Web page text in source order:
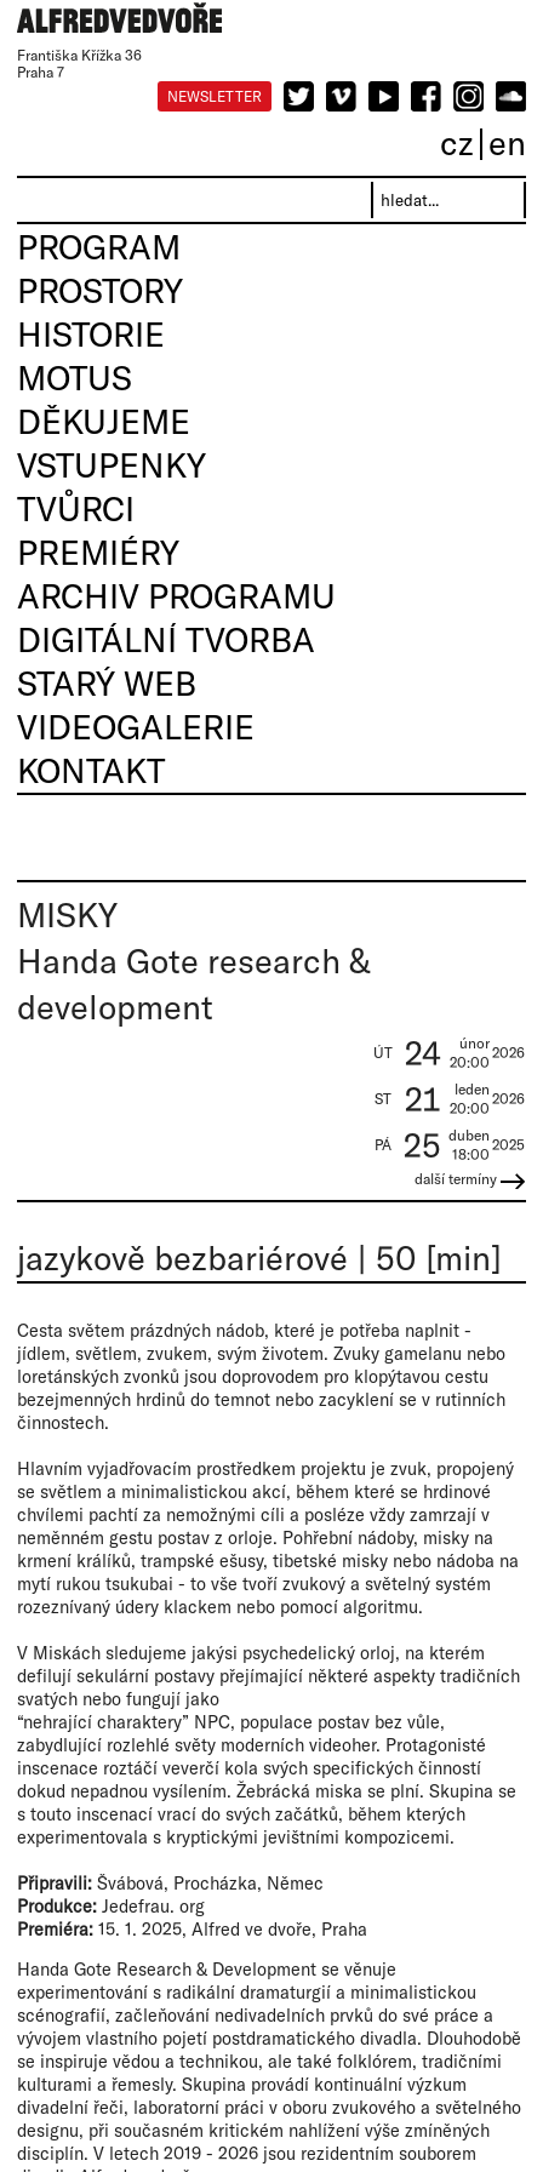
Františka Křížka 36
Praha 7
NEWSLETTER
cz en
PROGRAM
PROSTORY
HISTORIE
MOTUS
DĚKUJEME
VSTUPENKY
TVŮRCI
PREMIÉRY
ARCHIV PROGRAMU
DIGITÁLNÍ TVORBA
STARÝ WEB
VIDEOGALERIE
KONTAKT
MISKY
Handa Gote research &
development
ÚT 24
únor
20:00
2026
ST 21
leden
20:00
2026
PÁ 25 duben
18:00
2025
další termíny
jazykově bezbariérové | 50 [min]
Cesta světem prázdných nádob, které je potřeba naplnit -
jídlem, světlem, zvukem, svým životem. Zvuky gamelanu nebo
loretánských zvonků jsou doprovodem pro klopýtavou cestu
bezejmenných hrdinů do temnot nebo zacyklení se v rutinních
činnostech.
Hlavním vyjadřovacím prostředkem projektu je zvuk, propojený
se světlem a minimalistickou akcí, během které se hrdinové
chvílemi pachtí za nemožnými cíli a posléze vždy zamrzají v
neměnném gestu postav z orloje. Pohřební nádoby, misky na
krmení králíků, trampské ešusy, tibetské misky nebo nádoba na
mytí rukou tsukubai - to vše tvoří zvukový a světelný systém
rozeznívaný údery klackem nebo pomocí algoritmu.
V Miskách sledujeme jakýsi psychedelický orloj, na kterém
defilují sekulární postavy přejímající některé aspekty tradičních
svatých nebo fungují jako
“nehrající charaktery” NPC, populace postav bez vůle,
zabydlující rozlehlé světy moderních videoher. Protagonisté
inscenace roztáčí veverčí kola svých specifických činností
dokud nepadnou vysílením. Žebrácká miska se plní. Skupina se
s touto inscenací vrací do svých začátků, během kterých
experimentovala s kryptickými jevištními kompozicemi.
Připravili: Švábová, Procházka, Němec
Produkce: Jedefrau. org
Premiéra: 15. 1. 2025, Alfred ve dvoře, Praha
Handa Gote Research & Development se věnuje
experimentování s radikální dramaturgií a minimalistickou
scénografií, začleňování nedivadelních prvků do své práce a
vývojem vlastního pojetí postdramatického divadla. Dlouhodobě
se inspiruje vědou a technikou, ale také folklórem, tradičními
kulturami a řemesly. Skupina provádí kontinuální výzkum
divadelní řeči, laboratorní práci v oboru zvukového a světelného
designu, při současném kritickém nahlížení výše zmíněných
disciplín. V letech 2019 - 2026 jsou rezidentním souborem